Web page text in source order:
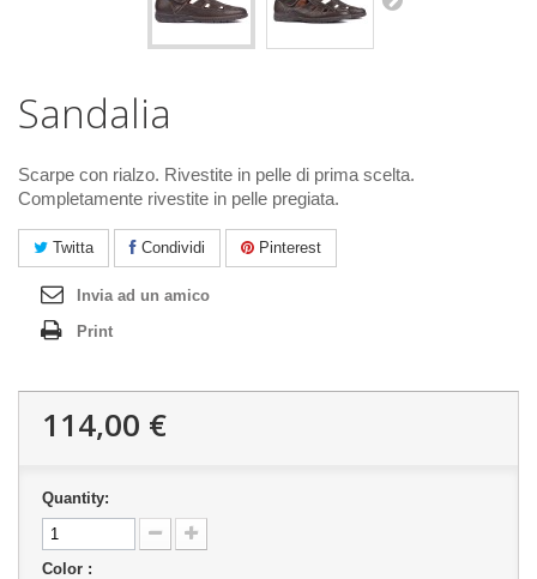
Sandalia
Scarpe con rialzo. Rivestite in pelle di prima scelta.
Completamente rivestite in pelle pregiata.
Twitta Condividi Pinterest
Invia ad un amico
Print
114,00 €
Quantity:
Color :